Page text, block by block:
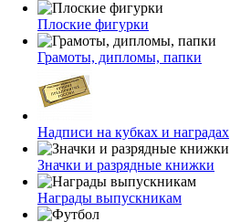
Плоские фигурки
Грамоты, дипломы, папки
Надписи на кубках и наградах
Значки и разрядные книжки
Награды выпускникам